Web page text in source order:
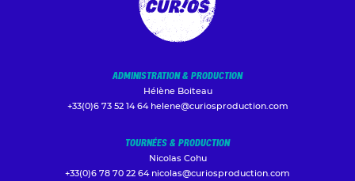
ADMINISTRATION & PRODUCTION
Hélène Boiteau
+33(0)6 73 52 14 64 helene@curiosproduction.com
TOURNÉES & PRODUCTION
Nicolas Cohu
+33(0)6 78 70 22 64 nicolas@curiosproduction.com